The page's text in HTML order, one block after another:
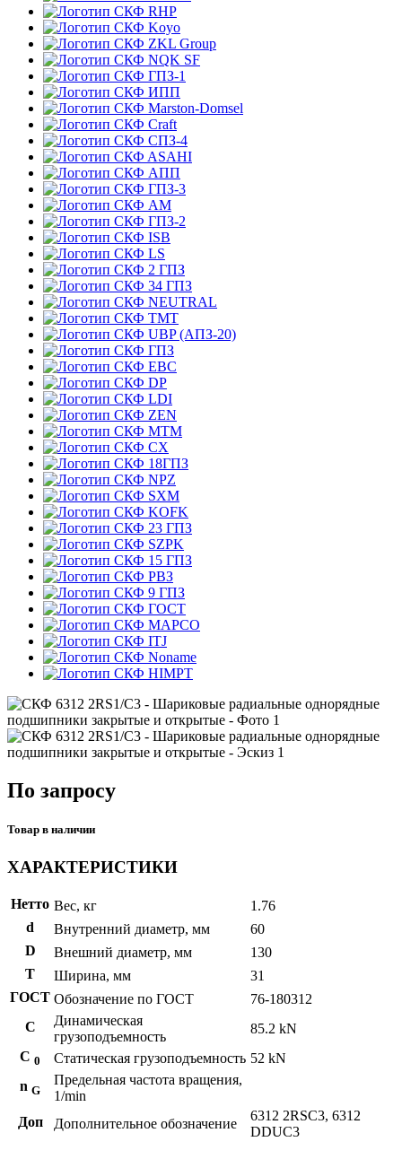
RHP
Koyo
ZKL Group
NQK SF
ГПЗ-1
ИПП
Marston-Domsel
Craft
СПЗ-4
ASAHI
АПП
ГПЗ-3
АМ
ГПЗ-2
ISB
LS
2 ГПЗ
34 ГПЗ
NEUTRAL
TMT
UBP (АПЗ-20)
ГПЗ
EBC
DP
LDI
ZEN
MTM
CX
18ГПЗ
NPZ
SXM
KOFK
23 ГПЗ
SZPK
15 ГПЗ
РВЗ
9 ГПЗ
ГОСТ
MAPCO
ITJ
Noname
HIMPT
По запросу
Товар в наличии
ХАРАКТЕРИСТИКИ
Нетто Вес, кг
1.76
d
Внутренний диаметр, мм
60
D
Внешний диаметр, мм
130
T
Ширина, мм
31
ГОСТ Обозначение по ГОСТ
76-180312
C
Динамическая
грузоподъемность
85.2 kN
С 0 Статическая грузоподъемность 52 kN
n G
Предельная частота вращения,
1/min
Доп
Дополнительное обозначение
6312 2RSC3, 6312
DDUC3